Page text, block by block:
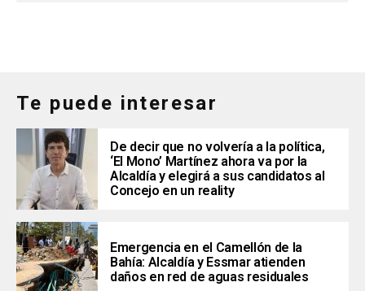
Te puede interesar
De decir que no volvería a la política,
‘El Mono’ Martínez ahora va por la
Alcaldía y elegirá a sus candidatos al
Concejo en un reality
Emergencia en el Camellón de la
Bahía: Alcaldía y Essmar atienden
daños en red de aguas residuales